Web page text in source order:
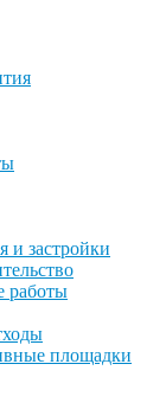
и застройки
работы
площадки